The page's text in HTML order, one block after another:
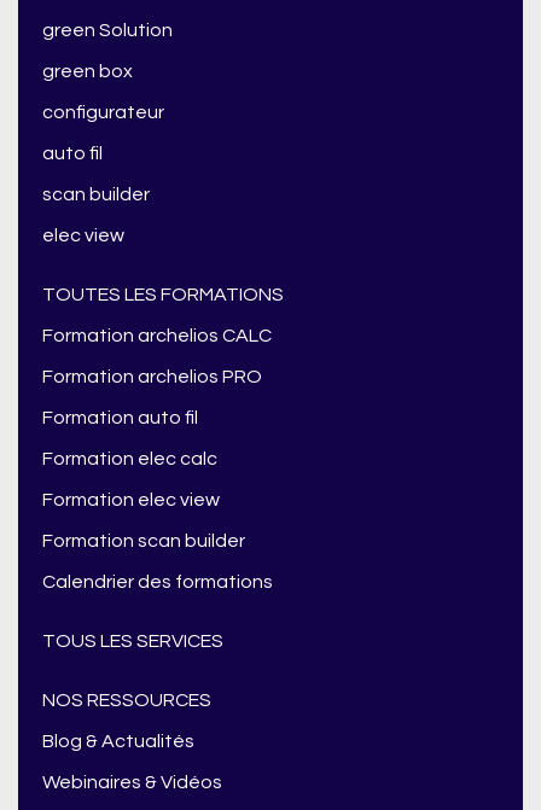
green Solution
green box
configurateur
auto fil
scan builder
elec view
TOUTES LES FORMATIONS
Formation archelios CALC
Formation archelios PRO
Formation auto fil
Formation elec calc
Formation elec view
Formation scan builder
Calendrier des formations
TOUS LES SERVICES
NOS RESSOURCES
Blog & Actualités
Webinaires & Vidéos